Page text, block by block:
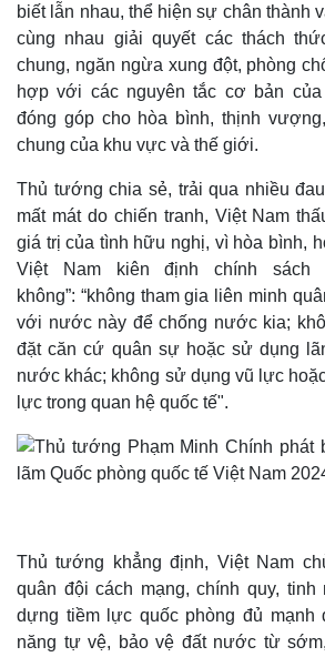
Pháp luật
Vụ án
Quân
Vũ khí
biết lẫn nhau, thể hiện sự chân thành
cùng nhau giải quyết các thách
chung, ngăn ngừa xung đột, phòng
hợp với các nguyên tắc cơ bản
đóng góp cho hòa bình, thịnh
chung của khu vực và thế giới.
Thủ tướng chia sẻ, trải qua nhiều
mất mát do chiến tranh, Việt Nam
giá trị của tình hữu nghị, vì hòa bình,
Việt Nam kiên định chính sách
không”: “không tham gia liên minh
với nước này để chống nước kia;
đặt căn cứ quân sự hoặc sử dụng
nước khác; không sử dụng vũ lực
lực trong quan hệ quốc tế".
Thủ tướng khẳng định, Việt Nam
quân đội cách mạng, chính quy, tinh
dựng tiềm lực quốc phòng đủ mạnh
năng tự vệ, bảo vệ đất nước từ